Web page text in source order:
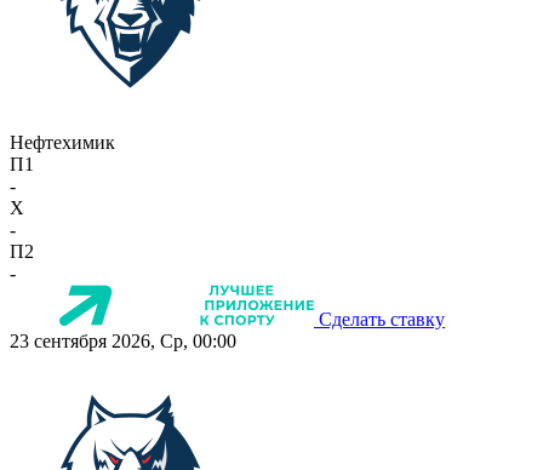
Нефтехимик
П1
-
X
-
П2
-
Сделать ставку
23 сентября 2026, Ср, 00:00